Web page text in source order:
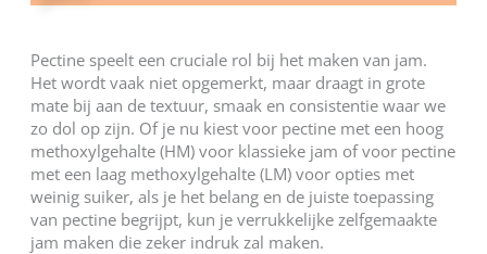
Pectine speelt een cruciale rol bij het maken van jam.
Het wordt vaak niet opgemerkt, maar draagt in grote
mate bij aan de textuur, smaak en consistentie waar we
zo dol op zijn. Of je nu kiest voor pectine met een hoog
methoxylgehalte (HM) voor klassieke jam of voor pectine
met een laag methoxylgehalte (LM) voor opties met
weinig suiker, als je het belang en de juiste toepassing
van pectine begrijpt, kun je verrukkelijke zelfgemaakte
jam maken die zeker indruk zal maken.